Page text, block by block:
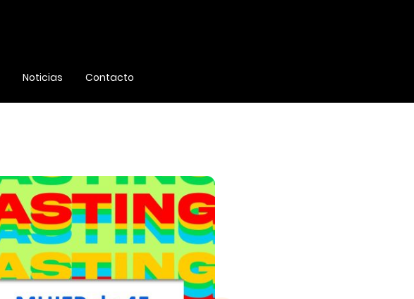
Noticias Contacto